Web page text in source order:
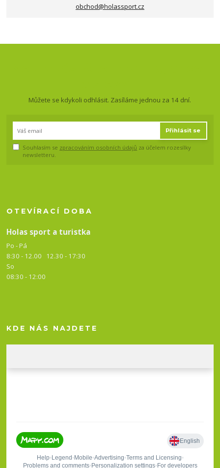
obchod@holassport.cz
Můžete se kdykoli odhlásit. Zasíláme jednou za 14 dní.
Přihlásit se
Souhlasím se zpracováním osobních údajů za účelem rozesílky
newsletteru.
OTEVÍRACÍ DOBA
Holas sport a turistka
Po - Pá
8:30 - 12.00 12.30 - 17:30
So
08:30 - 12:00
KDE NÁS NAJDETE